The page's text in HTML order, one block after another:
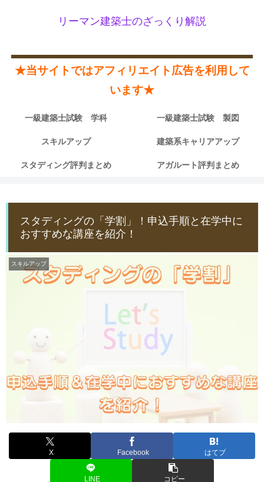
リーマン建築士のざっくり解説
★当サイトではアフィリエイト広告を利用して
います★
一級建築士試験 学科 一級建築士試験 製図
スキルアップ 建築系キャリアアップ
スタディング評判まとめ アガルート評判まとめ
スタディングの「学割」！申込手順と在学中に
おすすめな講座を紹介！
スキルアップ
X Facebook はてブ
LINE コピー